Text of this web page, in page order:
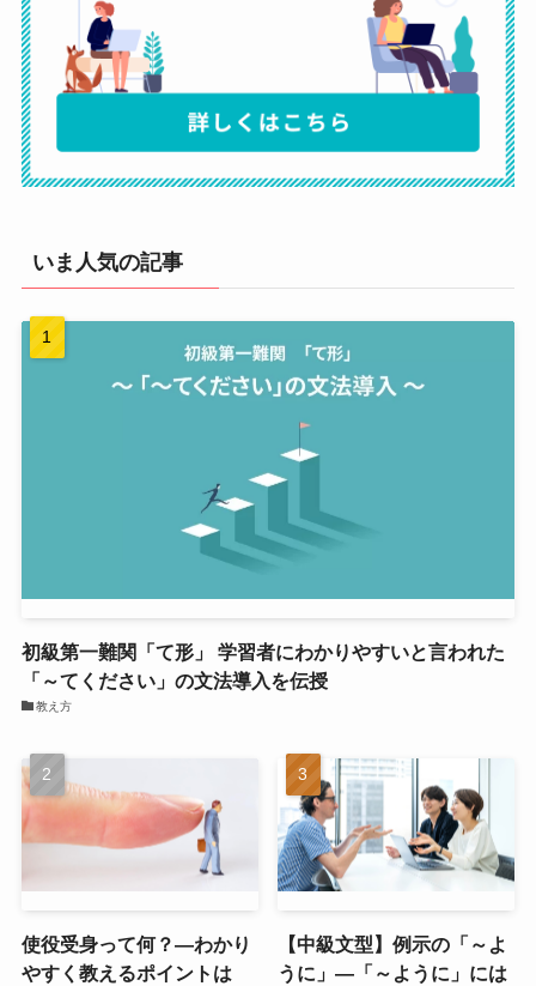
いま人気の記事
初級第一難関「て形」 学習者にわかりやすいと言われた
「～てください」の文法導入を伝授
教え方
使役受身って何？―わかり
やすく教えるポイントは
【中級文型】例示の「～よ
うに」―「～ように」には